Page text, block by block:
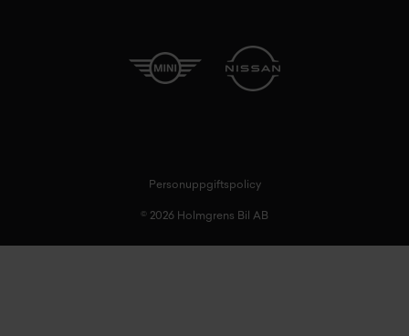
Personuppgiftspolicy
© 2026 Holmgrens Bil AB